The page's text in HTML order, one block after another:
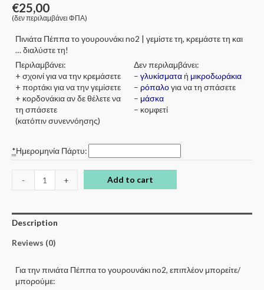
€25,00
(δεν περιλαμβάνει ΦΠΑ)
Πινιάτα Πέππα το γουρουνάκι no2 | γεμίστε τη, κρεμάστε τη και
… διαλύστε τη!
Περιλαμβάνει:
+ σχοινί για να την κρεμάσετε
+ πορτάκι για να την γεμίσετε
+ κορδονάκια αν δε θέλετε να
τη σπάσετε
(κατόπιν συνεννόησης)
Δεν περιλαμβάνει:
– γλυκίσματαή μικροδωράκια
– ρόπαλογια να τη σπάσετε
– μάσκα
– κομφετί
*Ημερομηνία Πάρτυ:
- + Add to cart
Description
Reviews (0)
Για την πινιάτα Πέππα το γουρουνάκι no2, επιπλέον μπορείτε/
μπορούμε: